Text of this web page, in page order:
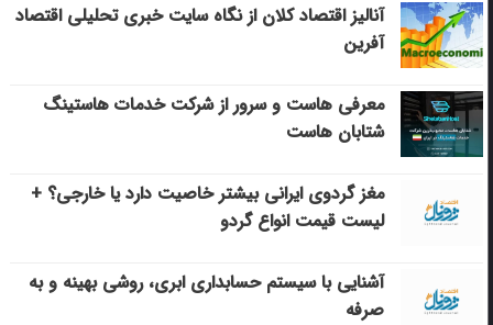
آنالیز اقتصاد کلان از نگاه سایت خبری تحلیلی اقتصاد
آفرین
معرفی هاست و سرور از شرکت خدمات هاستینگ
شتابان هاست
مغز گردوی ایرانی بیشتر خاصیت دارد یا خارجی؟ +
لیست قیمت انواع گردو
آشنایی با سیستم حسابداری ابری، روشی بهینه و به
صرفه